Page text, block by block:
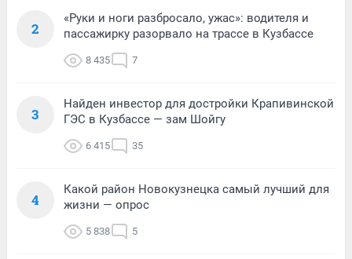
2
«Руки и ноги разбросало, ужас»: водителя и
пассажирку разорвало на трассе в Кузбассе
8 435 7
3
Найден инвестор для достройки Крапивинской
ГЭС в Кузбассе — зам Шойгу
6 415 35
4
Какой район Новокузнецка самый лучший для
жизни — опрос
5 838 5